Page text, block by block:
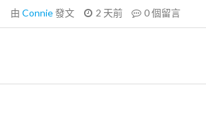
由 Connie發文 2 天前 0個留言